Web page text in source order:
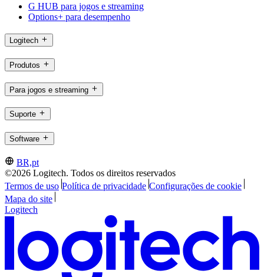
G HUB para jogos e streaming
Options+ para desempenho
Logitech
Produtos
Para jogos e streaming
Suporte
Software
BR,pt
©2026 Logitech. Todos os direitos reservados
Termos de uso Política de privacidade Configurações de cookie
Mapa do site
Logitech